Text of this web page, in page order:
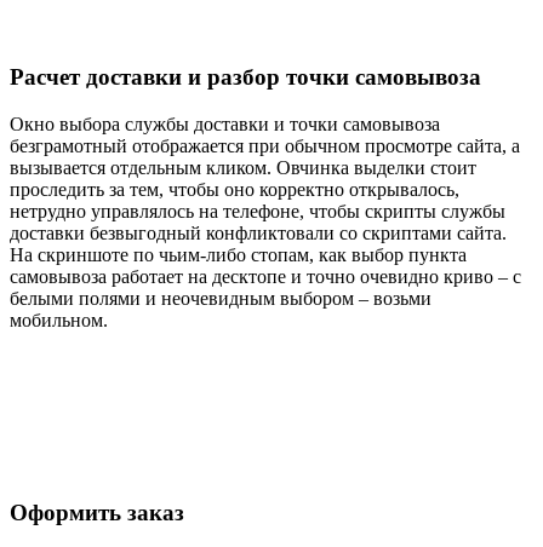
Расчет доставки и разбор точки самовывоза
Окно выбора службы доставки и точки самовывоза
безграмотный отображается при обычном просмотре сайта, а
вызывается отдельным кликом. Овчинка выделки стоит
проследить за тем, чтобы оно корректно открывалось,
нетрудно управлялось на телефоне, чтобы скрипты службы
доставки безвыгодный конфликтовали со скриптами сайта.
На скриншоте по чьим-либо стопам, как выбор пункта
самовывоза работает на десктопе и точно очевидно криво – с
белыми полями и неочевидным выбором – возьми
мобильном.
Оформить заказ